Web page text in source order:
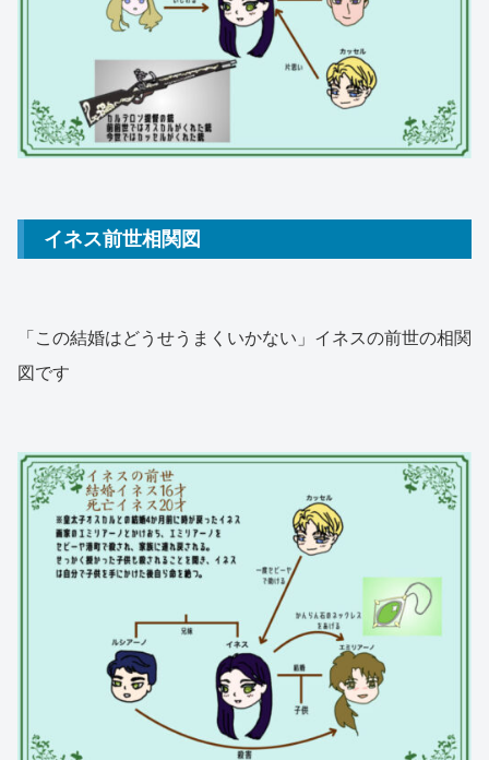
イネス前世相関図
「この結婚はどうせうまくいかない」イネスの前世の相関
図です